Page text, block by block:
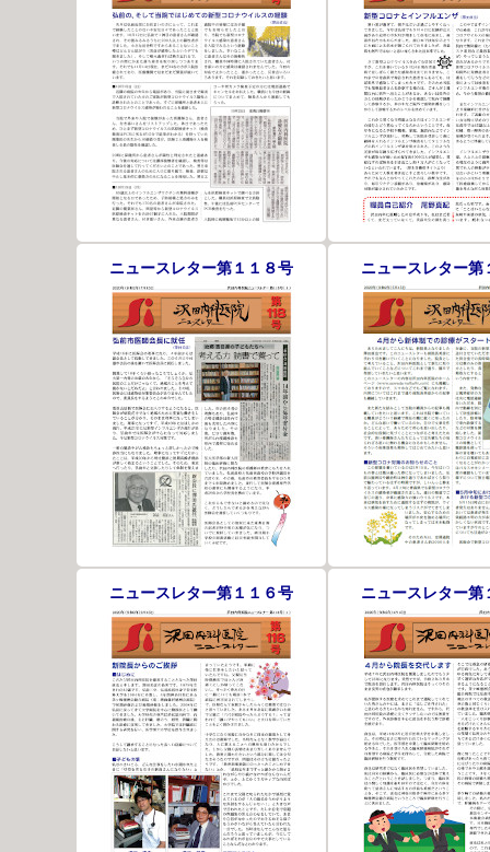
ニュースレター第１１８号 ニュースレター第
ニュースレター第１１６号 ニュースレター第